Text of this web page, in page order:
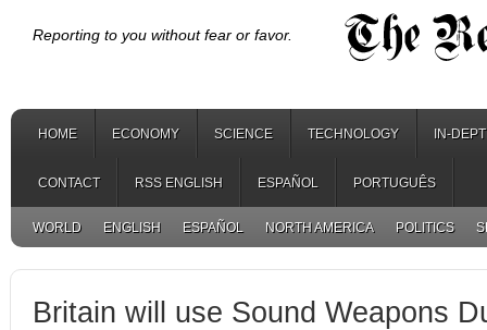
Reporting to you without fear or favor.
HOME ECONOMY SCIENCE TECHNOLOGY IN-
CONTACT RSS ENGLISH ESPAÑOL PORTUGUÊS
WORLD ENGLISH ESPAÑOL NORTH AMERICA POLITICS
Britain will use Sound Weapons